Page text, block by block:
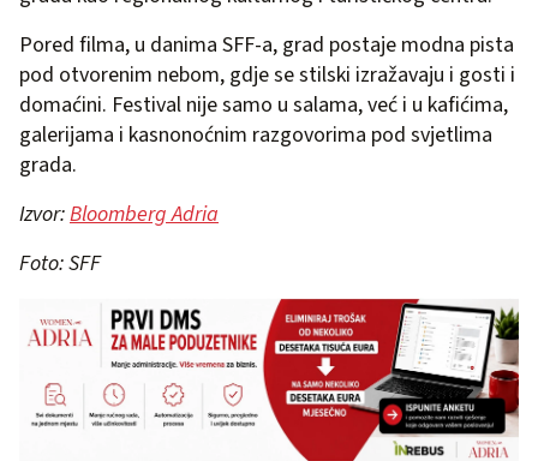
Pored filma, u danima SFF-a, grad postaje modna pista
pod otvorenim nebom, gdje se stilski izražavaju i gosti i
domaćini. Festival nije samo u salama, već i u kafićima,
galerijama i kasnonoćnim razgovorima pod svjetlima
grada.
Izvor:Bloomberg Adria
Foto: SFF